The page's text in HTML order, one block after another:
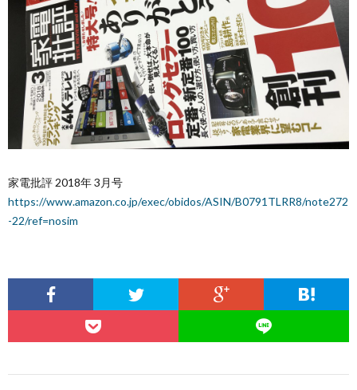
家電批評 2018年 3月号
https://www.amazon.co.jp/exec/obidos/ASIN/B0791TLRR8/note272
-22/ref=nosim